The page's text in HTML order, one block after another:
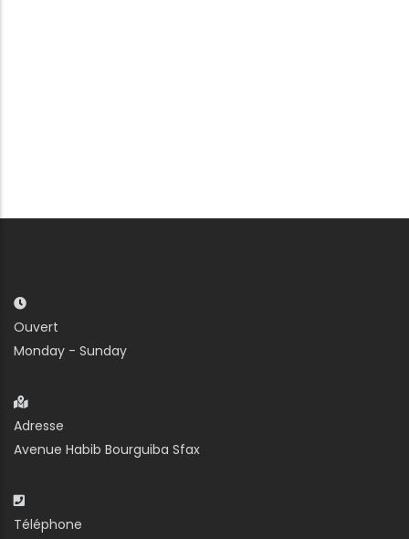
Ouvert
Monday - Sunday
Adresse
Avenue Habib Bourguiba Sfax
Téléphone